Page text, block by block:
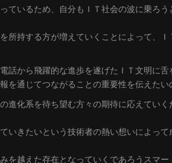
ているため、自分もＩＴ社会の波に乗ろ
所持する方が増えていくことによって、
話から飛躍的な進歩を遂げたＩＴ文明に
を通じてつながることの重要性を伝えた
進化系を待ち望む方々の期待に応えてい
いきたいという技術者の熱い想いによっ
を越えた存在となっていくであろうスマ